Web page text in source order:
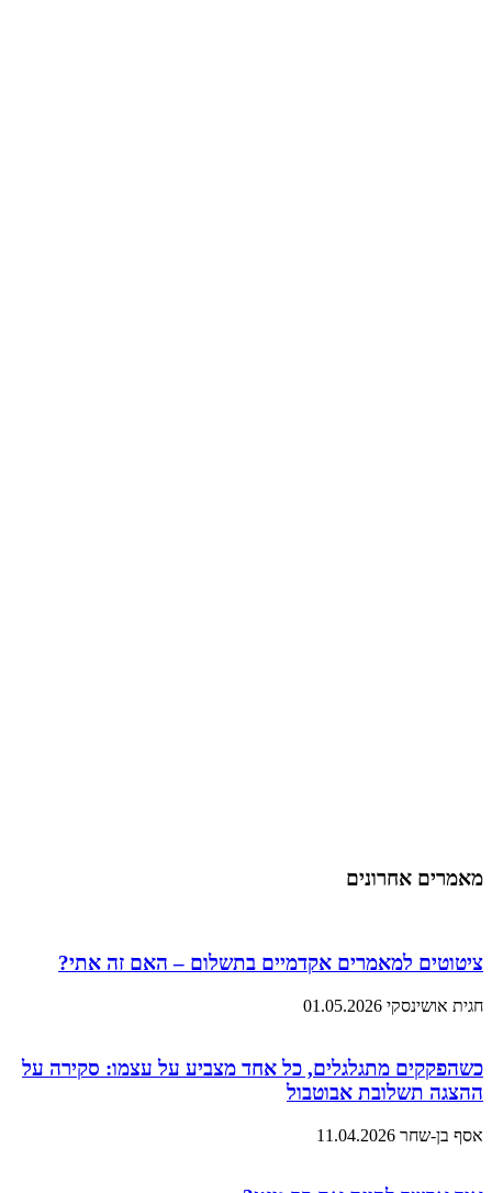
מאמרים אחרונים
ציטוטים למאמרים אקדמיים בתשלום – האם זה אתי?
חגית אושינסקי 01.05.2026
כשהפקקים מתגלגלים, כל אחד מצביע על עצמו: סקירה על
ההצגה תשלובת אבוטבול
אסף בן-שחר 11.04.2026